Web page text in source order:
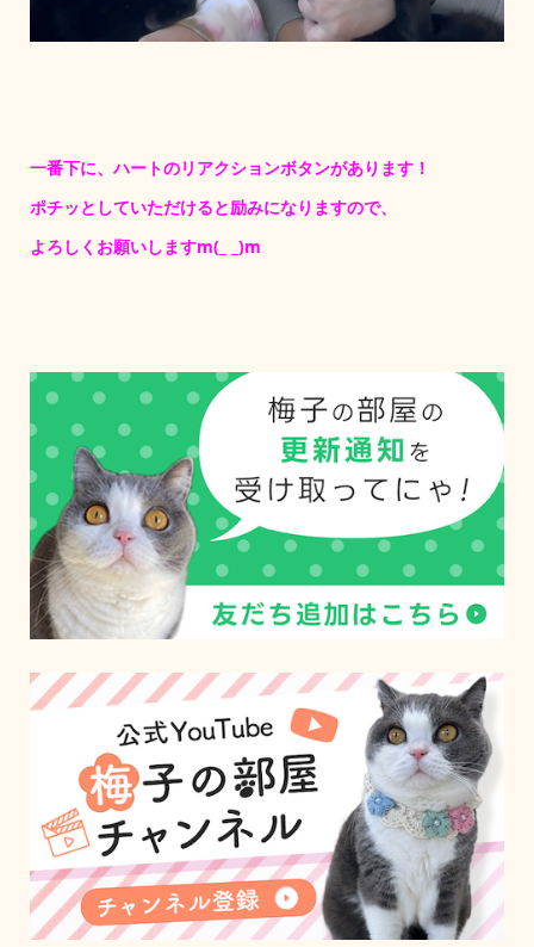
一番下に、ハートのリアクションボタンがあります！
ポチッとしていただけると励みになりますので、
よろしくお願いしますm(_ _)m